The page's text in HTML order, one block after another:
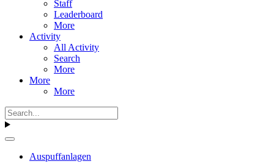
Staff
Leaderboard
More
Activity
All Activity
Search
More
More
More
Auspuffanlagen